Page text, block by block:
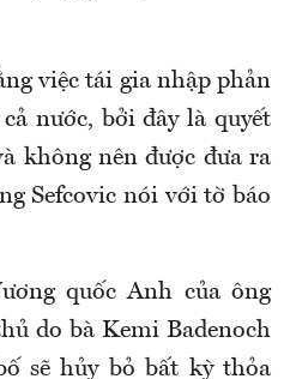
việc tái gia nhập phản
nước, bởi đây là quyết
không nên được đưa ra
Sefcovic nói với tờ báo
quốc Anh của ông
do bà Kemi Badenoch
sẽ hủy bỏ bất kỳ thỏa